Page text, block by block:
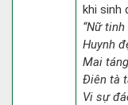
khi sinh
“Nữ
Huynh
Mai
Điên tà
Vi sự